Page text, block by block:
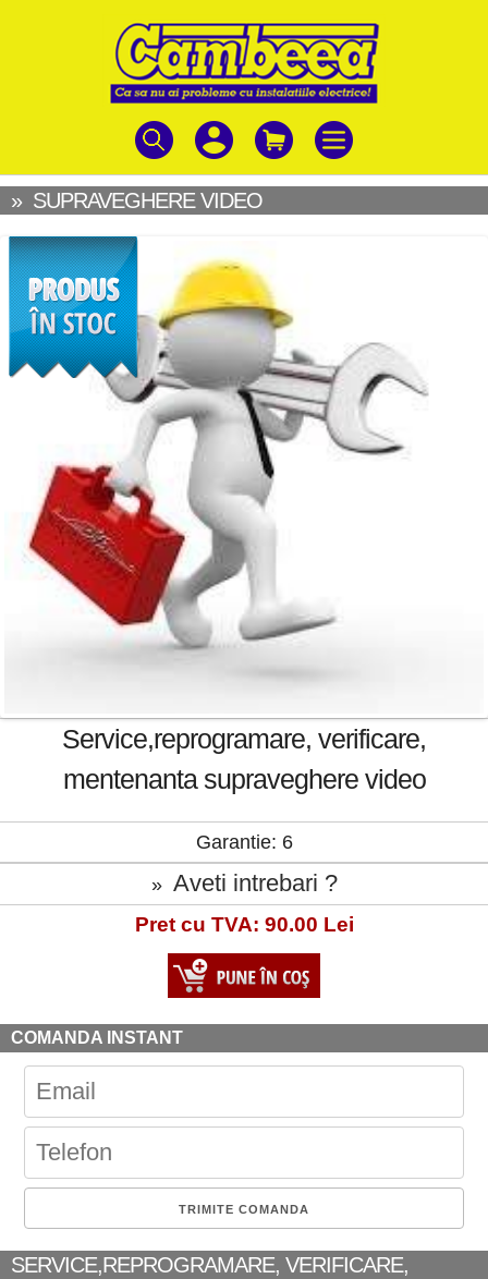
» SUPRAVEGHERE VIDEO
Service,reprogramare, verificare,
mentenanta supraveghere video
Garantie: 6
» Aveti intrebari ?
Pret cu TVA: 90.00 Lei
COMANDA INSTANT
SERVICE,REPROGRAMARE, VERIFICARE,